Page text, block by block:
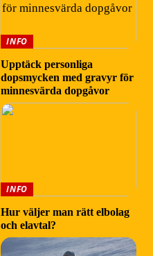
INFO
Upptäck personliga
dopsmycken med gravyr för
minnesvärda dopgåvor
INFO
Hur väljer man rätt elbolag
och elavtal?